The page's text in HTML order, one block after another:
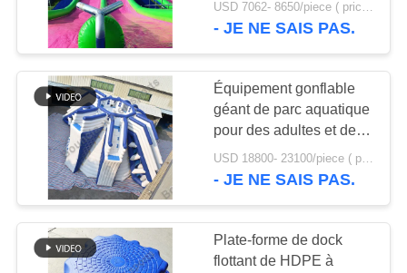
Canot pneumatique
de banane
9
USD 7062- 8650/piece ( price just for reference, detailed prices need to be confirmed) MOQ:1pc
- JE NE SAIS PAS.
Équipement gonflable
géant de parc aquatique
pour des adultes et des
enfants
USD 18800- 23100/piece ( price just for reference, detailed prices need to be confirmed) MOQ:1PC
- JE NE SAIS PAS.
Plate-forme de dock
flottant de HDPE à